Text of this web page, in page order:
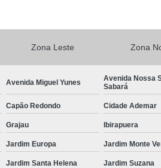
Central de
Central de Multimídia
Central Multimídia Android
Zona Leste Zona
Avenida Miguel Yunes
Avenida Nossa
Sabará
Capão Redondo Cidade Ademar
Grajau Ibirapuera
Jardim Europa Jardim Monte
Jardim Santa Helena Jardim Suzana